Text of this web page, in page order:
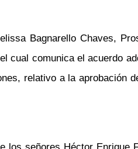
BagnarelloChaves,
cual comunica el acuerdo
relativo a la aprobación
los señores Héctor Enrique